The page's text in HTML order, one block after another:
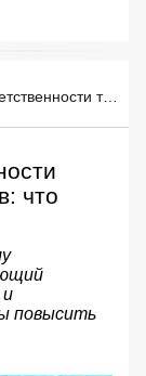
Новые правила ответственности туроператоров и турагентов: что изменится
что
повысить